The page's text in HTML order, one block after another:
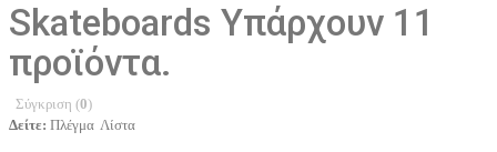
Skateboards Υπάρχουν 11
προϊόντα.
Σύγκριση (0)
Δείτε: Πλέγμα Λίστα